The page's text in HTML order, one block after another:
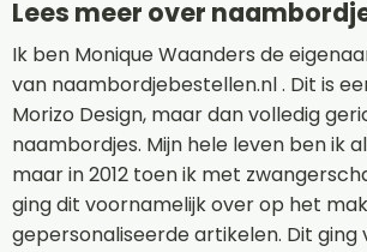
Lees meer over
Ik ben Monique Waanders de
van naambordjebestellen.nl . Dit is
Morizo Design, maar dan volledig
naambordjes. Mijn hele leven ben ik
maar in 2012 toen ik met
ging dit voornamelijk over op het
gepersonaliseerde artikelen. Dit ging